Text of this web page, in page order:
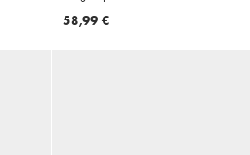
Bleu
58,99 €